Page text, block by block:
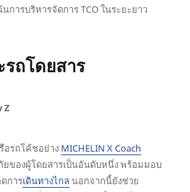
การบริหารจัดการ TCO ในระยะยาว
ถโดยสาร
Z
อรถโค้ชอย่าง MICHELIN X Coach
ของผู้โดยสารเป็นอันดับหนึ่ง พร้อมมอบ
การเดินทางไกล นอกจากนี้ยังช่วย